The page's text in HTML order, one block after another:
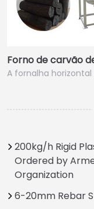
Forno de carvão
A fornalha
200kg/h Rigid
Ordered by
Organization
6-20mm Rebar